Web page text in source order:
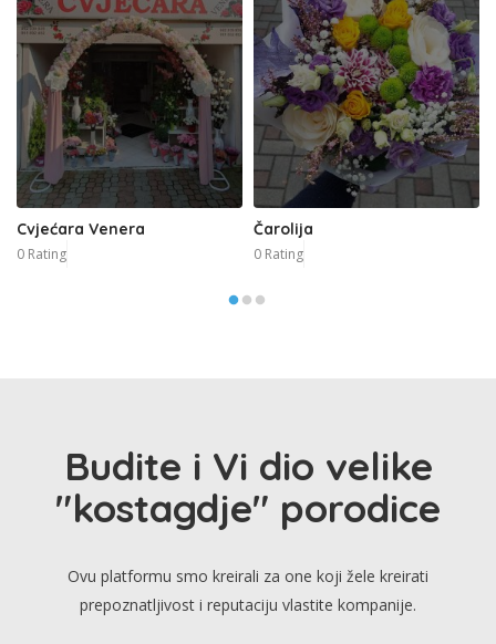
Cvjećara Venera
0 Rating
Čarolija
0 Rating
Budite i Vi dio velike
"kostagdje" porodice
Ovu platformu smo kreirali za one koji žele kreirati
prepoznatljivost i reputaciju vlastite kompanije.